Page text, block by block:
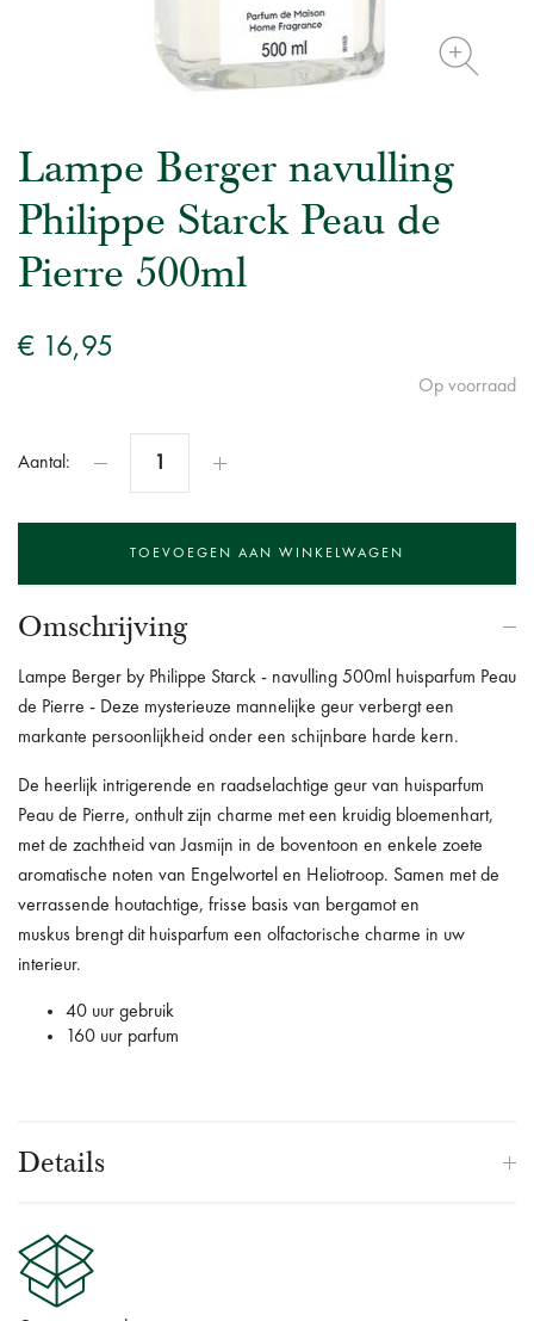
Lampe Berger navulling
Philippe Starck Peau de
Pierre 500ml
€ 16,95
Op voorraad
Aantal:
Omschrijving
Lampe Berger by Philippe Starck - navulling 500ml huisparfum Peau
de Pierre - Deze mysterieuze mannelijke geur verbergt een
markante persoonlijkheid onder een schijnbare harde kern.
De heerlijk intrigerende en raadselachtige geur van huisparfum
Peau de Pierre, onthult zijn charme met een kruidig bloemenhart,
met de zachtheid van Jasmijn in de boventoon en enkele zoete
aromatische noten van Engelwortel en Heliotroop. Samen met de
verrassende houtachtige, frisse basis van bergamot en
muskus brengt dit huisparfum een olfactorische charme in uw
interieur.
40 uur gebruik
160 uur parfum
Details